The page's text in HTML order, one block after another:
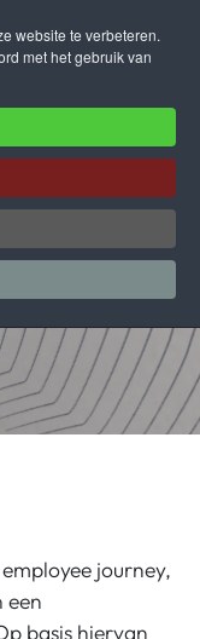
website te verbeteren.
met het gebruik van
journey,
een
basis hiervan